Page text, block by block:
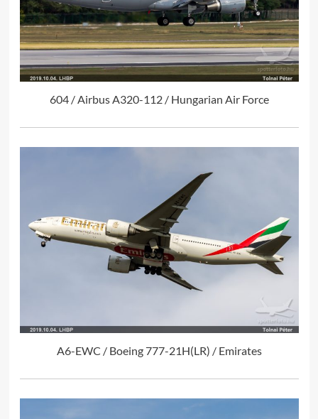
604 / Airbus A320-112 / Hungarian Air Force
A6-EWC / Boeing 777-21H(LR) / Emirates